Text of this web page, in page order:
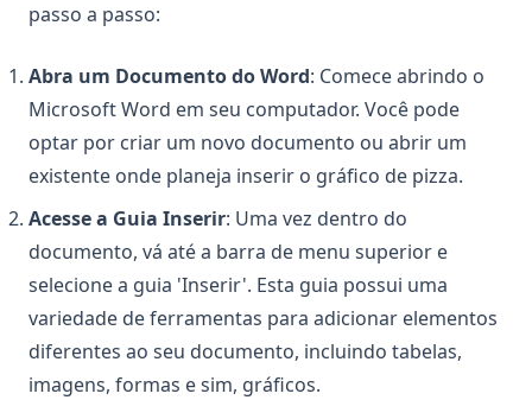
passo a passo:
Abra um Documento do Word: Comece abrindo o
Microsoft Word em seu computador. Você pode
optar por criar um novo documento ou abrir um
existente onde planeja inserir o gráfico de pizza.
Acesse a Guia Inserir: Uma vez dentro do
documento, vá até a barra de menu superior e
selecione a guia 'Inserir'. Esta guia possui uma
variedade de ferramentas para adicionar elementos
diferentes ao seu documento, incluindo tabelas,
imagens, formas e sim, gráficos.